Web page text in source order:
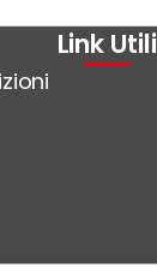
Link Utili